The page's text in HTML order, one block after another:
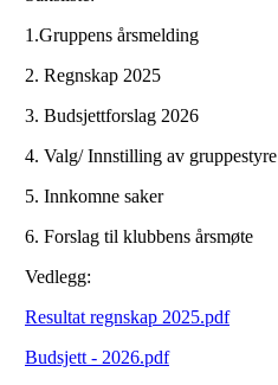
1.Gruppens årsmelding
2. Regnskap 2025
3. Budsjettforslag 2026
4. Valg/ Innstilling av gruppestyre
5. Innkomne saker
6. Forslag til klubbens årsmøte
Vedlegg:
Resultat regnskap 2025.pdf
Budsjett - 2026.pdf